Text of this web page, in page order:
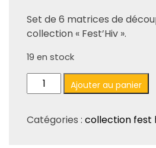
Set de 6 matrices de
collection « Fest’Hiv ».
19 en stock
quantité
de
de
Ajouter au panier
Catégories : collection fest